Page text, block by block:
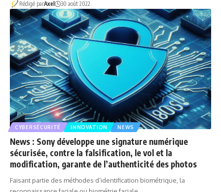
Rédigé parAxel 30 août 2022
CYBERSÉCURITÉ INNOVATION NEWS
News : Sony développe une signature numérique
sécurisée, contre la falsification, le vol et la
modification, garante de l’authenticité des photos
Faisant partie des méthodes d’identification biométrique, la